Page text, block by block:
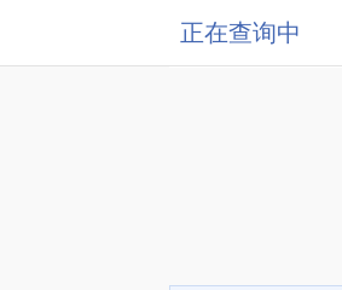
正在查询中